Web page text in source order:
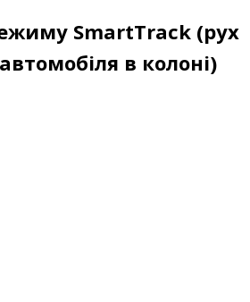
SmartTrack (рух
в колоні)